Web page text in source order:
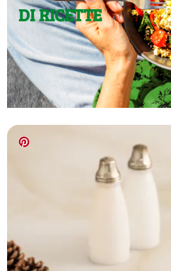
DI RICETTE